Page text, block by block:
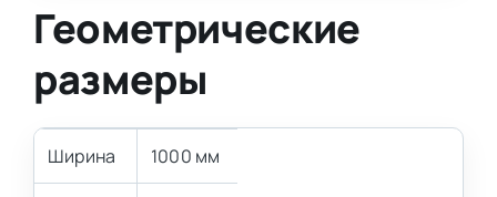
Геометрические
размеры
Ширина 1000 мм